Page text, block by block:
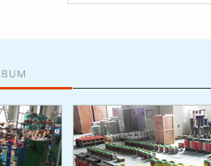
公司营业执照